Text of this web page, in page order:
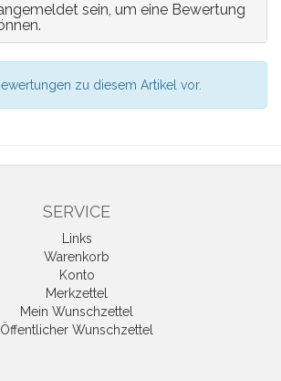
sein, um eine Bewertung
zu diesem Artikel vor.
SERVICE
Links
Warenkorb
Konto
Merkzettel
Mein Wunschzettel
Öffentlicher Wunschzettel